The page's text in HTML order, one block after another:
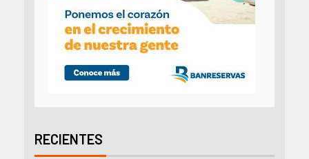
RECIENTES